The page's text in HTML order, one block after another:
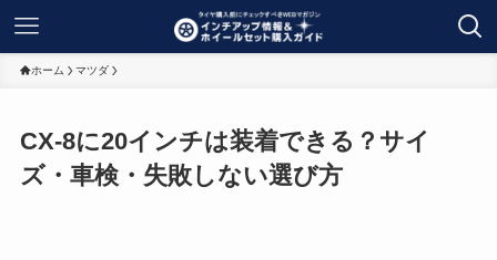
ホーム マツダ
CX-8に20インチは装着できる？サイ
ズ・車検・失敗しない選び方